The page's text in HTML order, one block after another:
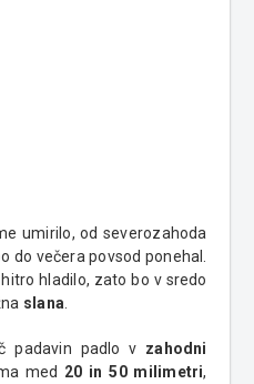
umirilo, od severozahoda
do večera povsod ponehal.
hladilo, zato bo v sredo
slana
padavin padlo v zahodni
med 20 in 50 milimetri,